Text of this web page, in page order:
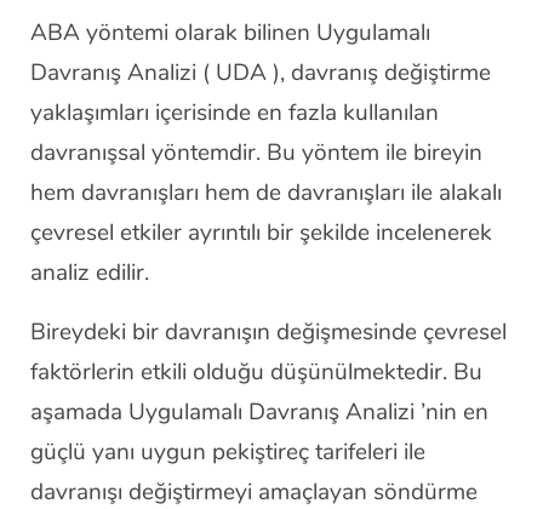
ABA yöntemi olarak bilinen Uygulamalı
Davranış Analizi ( UDA ), davranış değiştirme
yaklaşımları içerisinde en fazla kullanılan
davranışsal yöntemdir. Bu yöntem ile bireyin
hem davranışları hem de davranışları ile alakalı
çevresel etkiler ayrıntılı bir şekilde incelenerek
analiz edilir.
Bireydeki bir davranışın değişmesinde çevresel
faktörlerin etkili olduğu düşünülmektedir. Bu
aşamada Uygulamalı Davranış Analizi ’nin en
güçlü yanı uygun pekiştireç tarifeleri ile
davranışı değiştirmeyi amaçlayan söndürme